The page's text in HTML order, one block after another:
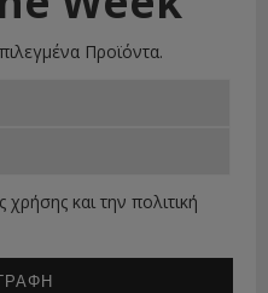
Προϊόντα.
χρήσης και την πολιτική